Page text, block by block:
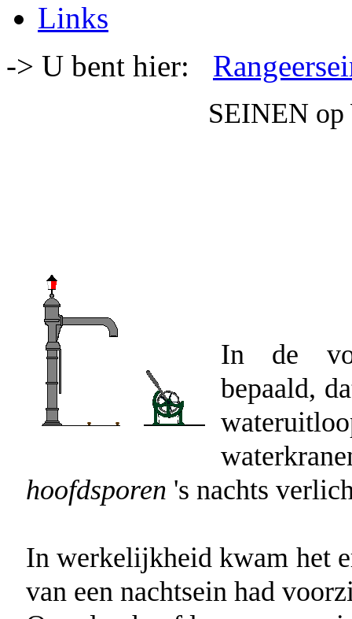
Links
-> U bent hier:
SEINEN
In de
bepaald,
hoofdsporen 's nachts
In werkelijkheid kwam het
van een nachtsein had